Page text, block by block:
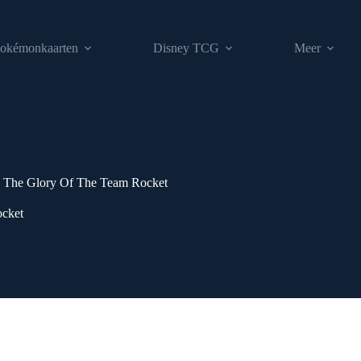
Disney TCG Meer
The Glory Of The Team Rocket